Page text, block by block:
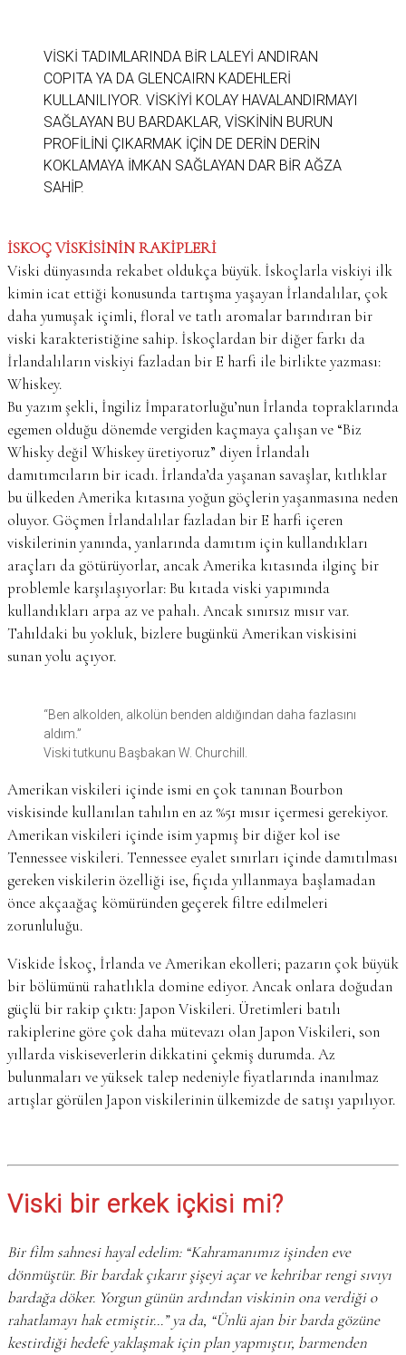
VISKI TADIMLARINDA BIR LALEYI ANDIRAN
COPITA YA DA GLENCAIRN KADEHLERI
KULLANILIYOR. VISKIYI KOLAY HAVALANDIRMAYI
SAĞLAYAN BU BARDAKLAR, VISKININ BURUN
PROFILINI ÇIKARMAK IÇIN DE DERIN DERIN
KOKLAMAYA IMKAN SAĞLAYAN DAR BIR AĞZA
SAHIP.
İSKOÇ VİSKİSİNİN RAKİPLERİ
Viski dünyasında rekabet oldukça büyük. İskoçlarla viskiyi ilk
kimin icat ettiği konusunda tartışma yaşayan İrlandalılar, çok
daha yumuşak içimli, floral ve tatlı aromalar barındıran bir
viski karakteristiğine sahip. İskoçlardan bir diğer farkı da
İrlandalıların viskiyi fazladan bir E harfi ile birlikte yazması:
Whiskey.
Bu yazım şekli, İngiliz İmparatorluğu’nun İrlanda topraklarında
egemen olduğu dönemde vergiden kaçmaya çalışan ve “Biz
Whisky değil Whiskey üretiyoruz” diyen İrlandalı
damıtımcıların bir icadı. İrlanda’da yaşanan savaşlar, kıtlıklar
bu ülkeden Amerika kıtasına yoğun göçlerin yaşanmasına neden
oluyor. Göçmen İrlandalılar fazladan bir E harfi içeren
viskilerinin yanında, yanlarında damıtım için kullandıkları
araçları da götürüyorlar, ancak Amerika kıtasında ilginç bir
problemle karşılaşıyorlar: Bu kıtada viski yapımında
kullandıkları arpa az ve pahalı. Ancak sınırsız mısır var.
Tahıldaki bu yokluk, bizlere bugünkü Amerikan viskisini
sunan yolu açıyor.
“Ben alkolden, alkolün benden aldığından daha fazlasını
aldım.”
Viski tutkunu Başbakan W. Churchill.
Amerikan viskileri içinde ismi en çok tanınan Bourbon
viskisinde kullanılan tahılın en az %51 mısır içermesi gerekiyor.
Amerikan viskileri içinde isim yapmış bir diğer kol ise
Tennessee viskileri. Tennessee eyalet sınırları içinde damıtılması
gereken viskilerin özelliği ise, fıçıda yıllanmaya başlamadan
önce akçaağaç kömüründen geçerek filtre edilmeleri
zorunluluğu.
Viskide İskoç, İrlanda ve Amerikan ekolleri; pazarın çok büyük
bir bölümünü rahatlıkla domine ediyor. Ancak onlara doğudan
güçlü bir rakip çıktı: Japon Viskileri. Üretimleri batılı
rakiplerine göre çok daha mütevazı olan Japon Viskileri, son
yıllarda viskiseverlerin dikkatini çekmiş durumda. Az
bulunmaları ve yüksek talep nedeniyle fiyatlarında inanılmaz
artışlar görülen Japon viskilerinin ülkemizde de satışı yapılıyor.
Viski bir erkek içkisi mi?
Bir film sahnesi hayal edelim: “Kahramanımız işinden eve
dönmüştür. Bir bardak çıkarır şişeyi açar ve kehribar rengi sıvıyı
bardağa döker. Yorgun günün ardından viskinin ona verdiği o
rahatlamayı hak etmiştir…” ya da, “Ünlü ajan bir barda gözüne
kestirdiği hedefe yaklaşmak için plan yapmıştır, barmenden